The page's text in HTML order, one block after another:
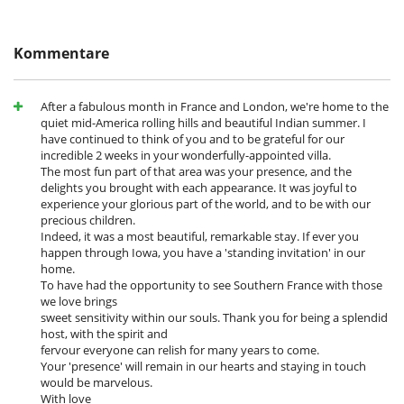
Draußen
Essbereiche außen
Liegestühle auf der Terrasse
Parkmöglichkeit
Sonnenliegen am Pool
Terrasse(n)
Für Ihren Komfort und Ihr Wohlbefinden
Als Terrasse ausgebautes Rooftop
Esszimmer
Klimanlage
Privatparkplatz
Terrasse
Wohnzimmer
Kinder
Kinder willkommen
Küche und Ausstattung
voll ausgestattete Küche
bezahlen
Kommentare
After a fabulous month in France and London, we're home to the
quiet mid-America rolling hills and beautiful Indian summer. I
have continued to think of you and to be grateful for our
incredible 2 weeks in your wonderfully-appointed villa.
The most fun part of that area was your presence, and the
delights you brought with each appearance. It was joyful to
experience your glorious part of the world, and to be with our
precious children.
Indeed, it was a most beautiful, remarkable stay. If ever you
happen through Iowa, you have a 'standing invitation' in our
home.
To have had the opportunity to see Southern France with those
we love brings
sweet sensitivity within our souls. Thank you for being a splendid
host, with the spirit and
fervour everyone can relish for many years to come.
Your 'presence' will remain in our hearts and staying in touch
would be marvelous.
With love